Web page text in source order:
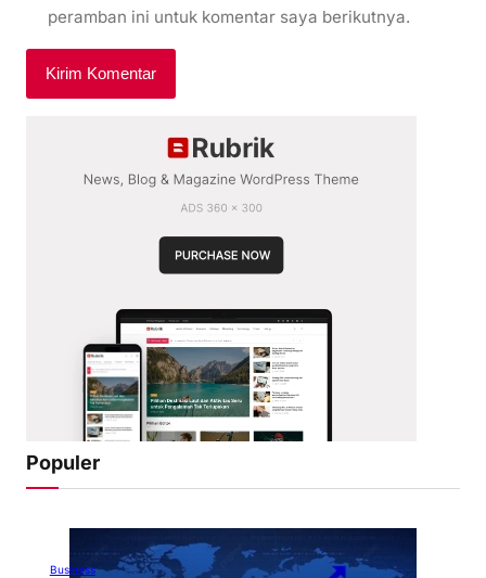
peramban ini untuk komentar saya berikutnya.
Populer
Business